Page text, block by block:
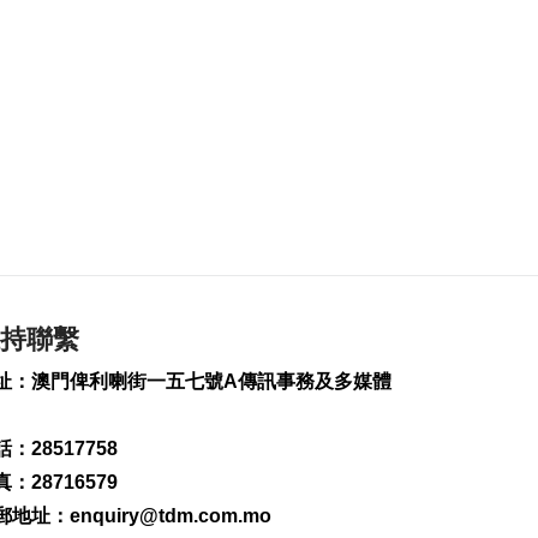
議事亭前地大三巴等
一帶將滅蚊
治療
聯繫
：澳門俾利喇街一五七號A傳訊事務及多媒體
：28517758
：28716579
地址： enquiry@tdm.com.mo